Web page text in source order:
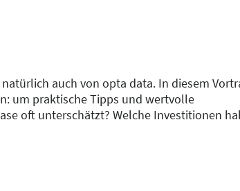
auch von opta data. In diesem
um praktische Tipps und wertvolle
oft unterschätzt? Welche Investitionen